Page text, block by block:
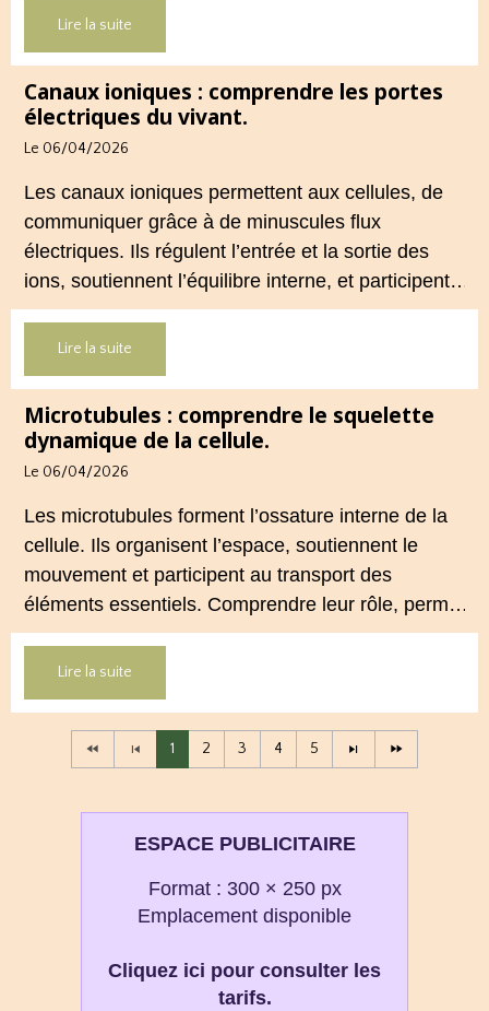
préventive.
Lire la suite
Canaux ioniques : comprendre les portes
électriques du vivant.
Le 06/04/2026
Les canaux ioniques permettent aux cellules, de
communiquer grâce à de minuscules flux
électriques. Ils régulent l’entrée et la sortie des
ions, soutiennent l’équilibre interne, et participent
à la vitalité générale. Comprendre leur rôle, aide à
mieux saisir l’importance d’un terrain cellulaire
Lire la suite
Microtubules : comprendre le squelette
dynamique de la cellule.
Le 06/04/2026
Les microtubules forment l’ossature interne de la
cellule. Ils organisent l’espace, soutiennent le
mouvement et participent au transport des
éléments essentiels. Comprendre leur rôle, permet
de mieux saisir l’importance d’un terrain cellulaire,
stable et cohérent.
Lire la suite
1 2 3 4 5
ESPACE PUBLICITAIRE
Format : 300 × 250 px
Emplacement disponible
Cliquez ici pour consulter les
tarifs.